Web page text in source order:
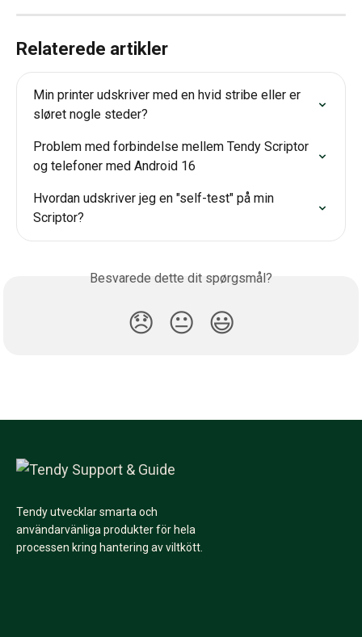
Relaterede artikler
Min printer udskriver med en hvid stribe eller er
sløret nogle steder?
Problem med forbindelse mellem Tendy Scriptor
og telefoner med Android 16
Hvordan udskriver jeg en "self-test" på min
Scriptor?
Besvarede dette dit spørgsmål?
😞 😐 😃
Tendy utvecklar smarta och
användarvänliga produkter för hela
processen kring hantering av viltkött.